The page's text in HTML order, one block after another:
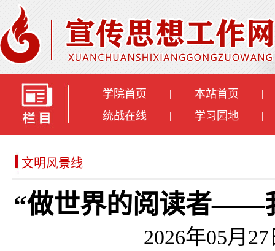
学院首页 | 本站首页 |
统战在线 | 学习园地 |
文明风景线
“做世界的阅读者——
2026年05月27